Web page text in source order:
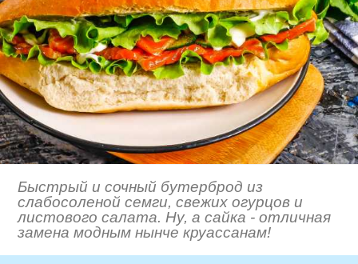
Быстрый и сочный бутерброд из
слабосоленой семги, свежих огурцов и
листового салата. Ну, а сайка - отличная
замена модным нынче круассанам!